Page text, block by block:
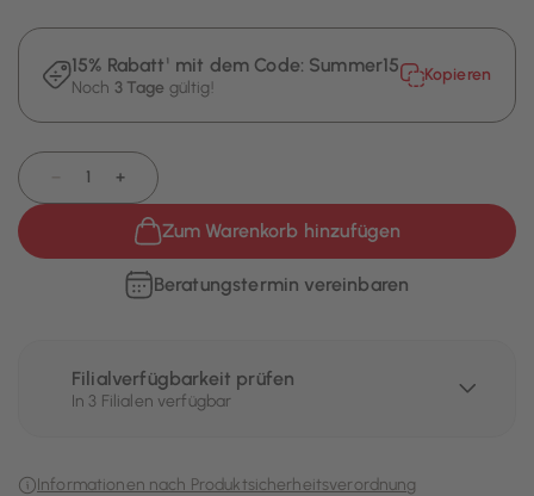
15% Rabatt¹ mit dem Code: Summer15
Noch 3 Tage gültig!
Kopieren
+
Zum Warenkorb hinzufügen
Beratungstermin vereinbaren
Filialverfügbarkeit prüfen
In 3 Filialen verfügbar
Informationen nach Produktsicherheitsverordnung